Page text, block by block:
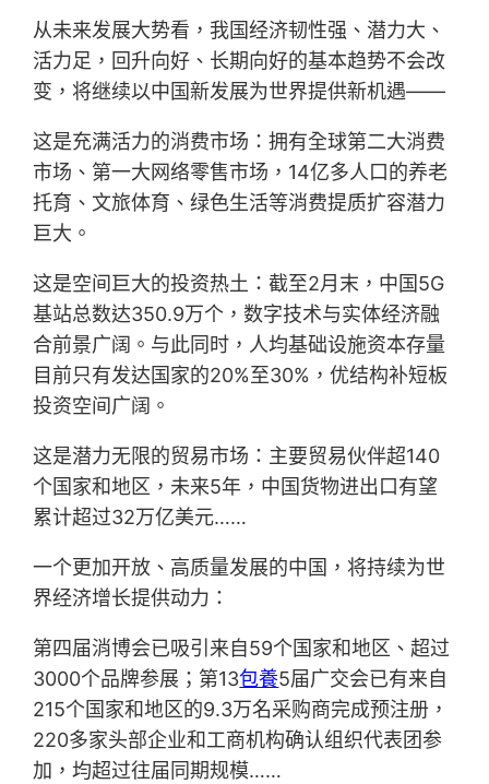
从未来发展大势看，我国经济韧性强、潜力大、
活力足，回升向好、长期向好的基本趋势不会改
变，将继续以中国新发展为世界提供新机遇——
这是充满活力的消费市场：拥有全球第二大消费
市场、第一大网络零售市场，14亿多人口的养老
托育、文旅体育、绿色生活等消费提质扩容潜力
巨大。
这是空间巨大的投资热土：截至2月末，中国5G
基站总数达350.9万个，数字技术与实体经济融
合前景广阔。与此同时，人均基础设施资本存量
目前只有发达国家的20%至30%，优结构补短板
投资空间广阔。
这是潜力无限的贸易市场：主要贸易伙伴超140
个国家和地区，未来5年，中国货物进出口有望
累计超过32万亿美元……
一个更加开放、高质量发展的中国，将持续为世
界经济增长提供动力：
第四届消博会已吸引来自59个国家和地区、超过
3000个品牌参展；第13包養5届广交会已有来自
215个国家和地区的9.3万名采购商完成预注册，
220多家头部企业和工商机构确认组织代表团参
加，均超过往届同期规模……